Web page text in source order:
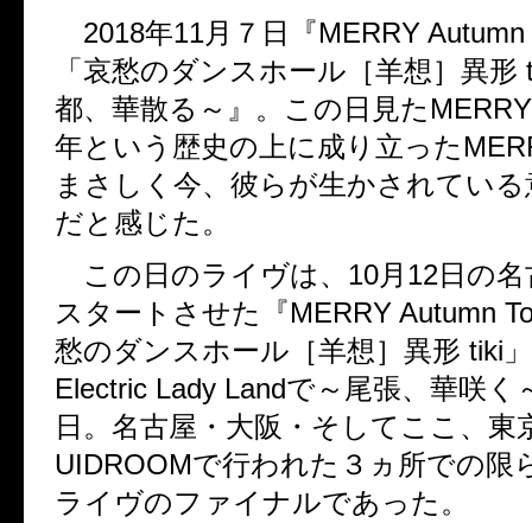
2018年11月７日『MERRY
「哀愁のダンスホール［羊想］異形
都、華散る～』。この日見た MERRY
年という歴史の上に成り立った
まさしく今、彼らが生かされてい
だと感じた。
この日のライヴは、 10月 12日の
スタートさせた『MERRY Autumn
愁のダンスホール［羊想］異形 tiki
Electric Lady Landで～尾張、華咲く
日。名古屋・大阪・そしてここ、東
UIDROOMで行われた３ヵ所での限
ライヴのファイナルであった。